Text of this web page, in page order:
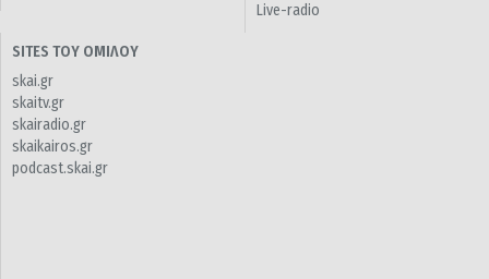
Live-radio
SITES ΤΟΥ ΟΜΙΛΟΥ
skai.gr
skaitv.gr
skairadio.gr
skaikairos.gr
podcast.skai.gr